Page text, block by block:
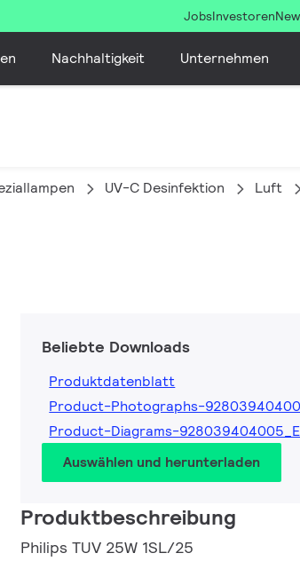
JobsInvestoren
Nachhaltigkeit Unternehmen
UV-C Desinfektion Luft
Beliebte Downloads
Produktdatenblatt
Product-Photographs-
Product-Diagrams-
Auswählen und herunterladen
Produktbeschreibung
Philips TUV 25W 1SL/25